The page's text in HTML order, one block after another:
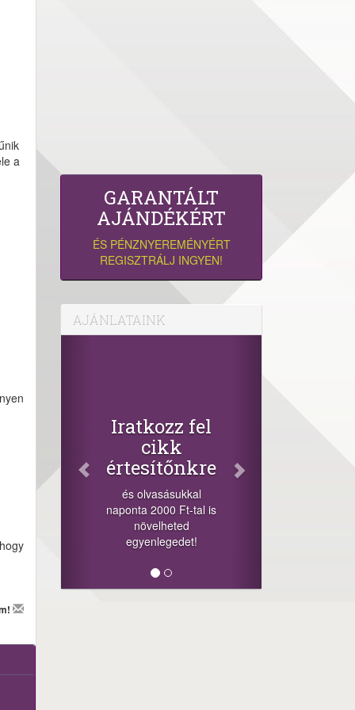
a
GARANTÁLT
AJÁNDÉKÉRT
ÉS PÉNZNYEREMÉNYÉRT
REGISZTRÁLJ INGYEN!
AJÁNLATAINK
Iratkozz fel
cikk
értesítőnkre
és olvasásukkal
naponta 2000 Ft-tal is
növelheted
egyenlegedet!